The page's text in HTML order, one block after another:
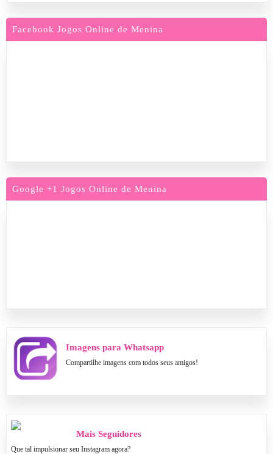
Facebook Jogos Online de Menina
Google +1 Jogos Online de Menina
Imagens para Whatsapp
Compartilhe imagens com todos seus amigos!
Mais Seguidores
Que tal impulsionar seu Instagram agora?